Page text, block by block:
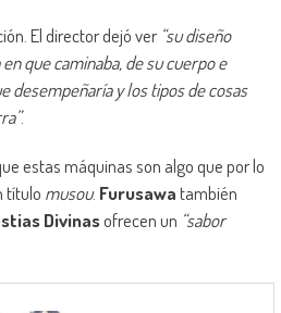
El director dejó ver “su diseño
que caminaba, de su cuerpo e
desempeñaría y los tipos de cosas
.
estas máquinas son algo que por lo
título musou. Furusawatambién
Divinasofrecen un “sabor